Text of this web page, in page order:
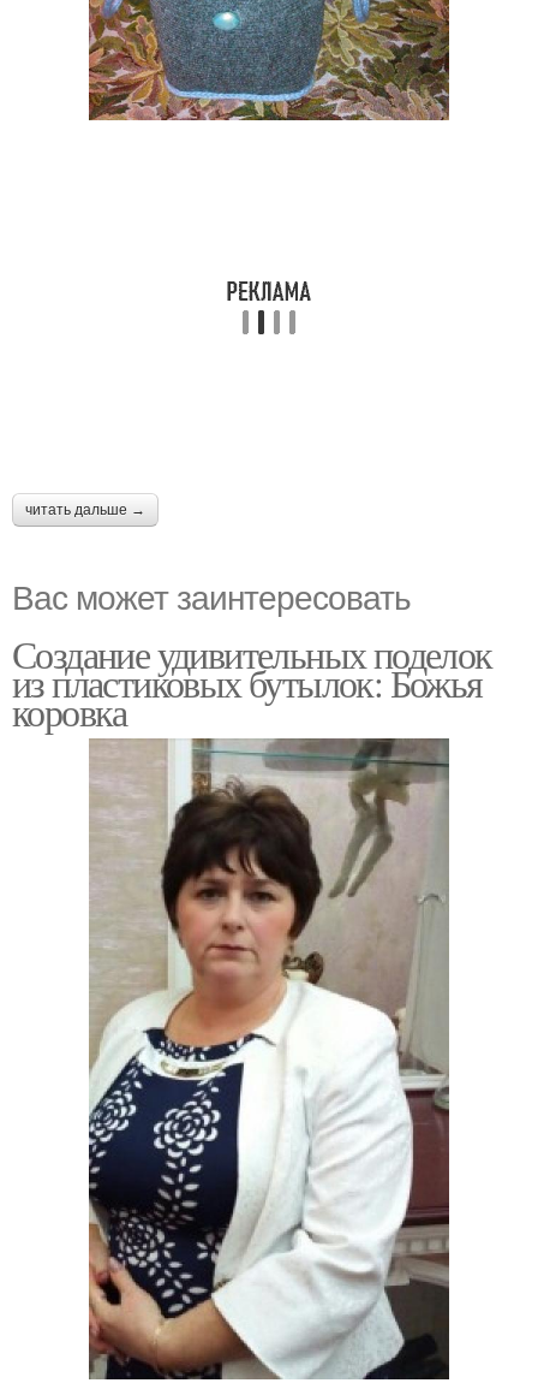
читать дальше →
Вас может заинтересовать
Создание удивительных поделок
из пластиковых бутылок: Божья
коровка